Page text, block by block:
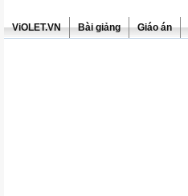
ViOLET.VN Bài giảng Giáo án